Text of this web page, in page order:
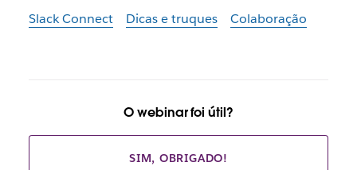
Slack Connect Dicas e truques Colaboração
O webinar foi útil?
SIM, OBRIGADO!